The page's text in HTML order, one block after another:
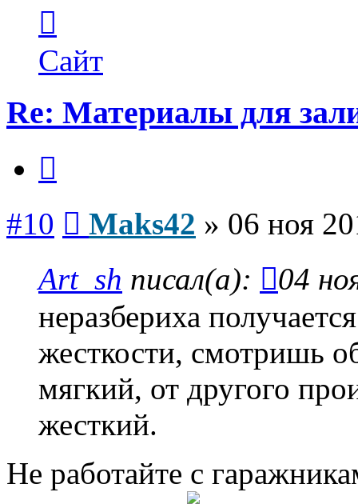
пользователя
Maks42
Сайт
Re: Материалы для
#10 Maks42 » 06 ноя
Art_sh писал(а):
04
неразбериха
жесткости, смотришь
мягкий, от другого
жесткий.
Не работайте с